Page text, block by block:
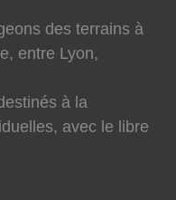
des terrains à
entre Lyon,
à la
avec le libre